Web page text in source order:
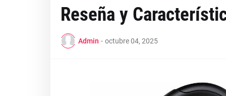
Reseña y
Admin - octubre 04, 2025